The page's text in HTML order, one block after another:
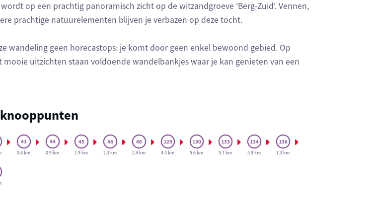
op een prachtig panoramisch zicht op de witzandgroeve 'Berg-Zuid'. Vennen,
prachtige natuurelementen blijven je verbazen op deze tocht.
wandeling geen horecastops: je komt door geen enkel bewoond gebied. Op
uitzichten staan voldoende wandelbankjes waar je kan genieten van een
0.8 km 0.9 km 1.9 km 2.3 km 2.4 km 4.4 km 5.6 km 5.7 km 5.9 km 7.3 km